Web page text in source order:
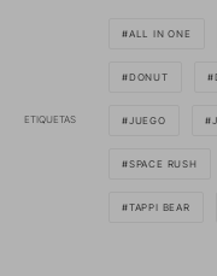
ETIQUETAS
ALL IN ONE
DONUT
JUEGO
SPACE RUSH
TAPPI BEAR